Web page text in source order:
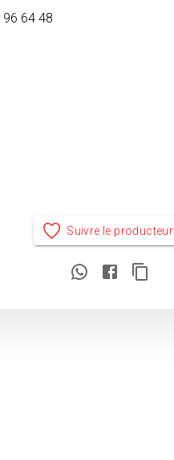
96 64 48
Suivre le producteur